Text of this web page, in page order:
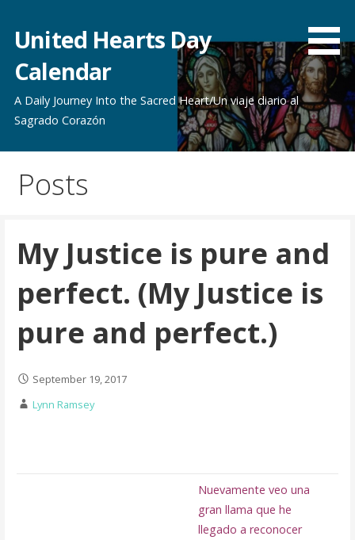
content
United Hearts Day
Calendar
A Daily Journey Into the Sacred Heart/Un viaje diario al
Sagrado Corazón
Posts
My Justice is pure and
perfect. (My Justice is
pure and perfect.)
September 19, 2017
Lynn Ramsey
Nuevamente veo una
gran llama que he
llegado a reconocer